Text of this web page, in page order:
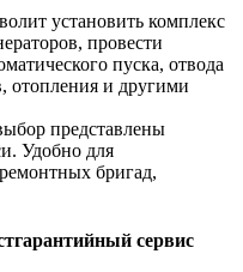
установить комплекс
провести
пуска, отвода
отопления и другими
представлены
Удобно для
бригад,
сервис